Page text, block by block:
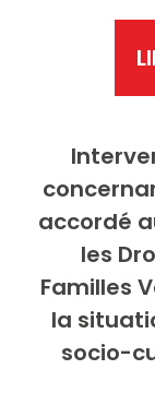
accordé
les
Familles
la
socio-